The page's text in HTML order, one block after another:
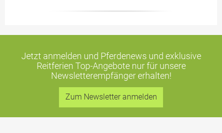
Jetzt anmelden und Pferdenews und exklusive
Reitferien Top-Angebotenur für unsere
Newsletterempfänger erhalten!
Zum Newsletter anmelden